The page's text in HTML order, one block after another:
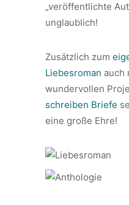
„veröffentlichte
unglaublich!
Zusätzlich zum
Liebesroman auch
wundervollen
schreiben Briefe
eine große Ehre!